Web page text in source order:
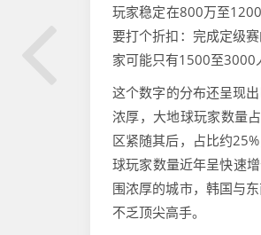
玩家稳定在800万至
要打个折扣：完成定级
家可能只有1500至3000
这个数字的分布还呈现
浓厚，大地球玩家数量
区紧随其后，占比约
球玩家数量近年呈快速
围浓厚的城市，韩国与
不乏顶尖高手。